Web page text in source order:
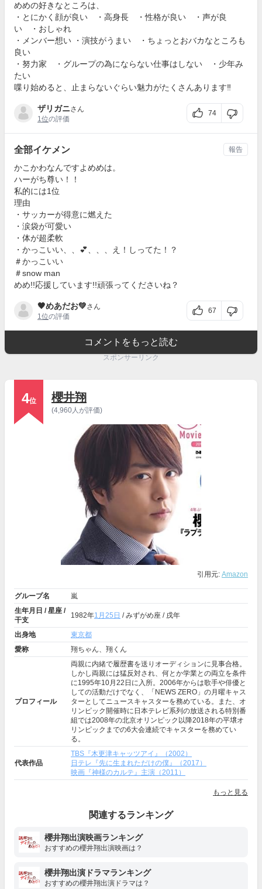
めめの好きなところは、
・とにかく顔が良い ・高身長 ・性格が良い ・声が良
い ・おしゃれ
・メンバー想い ・演技がうまい ・ちょっとおバカなところも
良い
・努力家 ・グループの為にならない仕事はしない ・少年み
たい
喋り始めると、止まらないぐらい魅力がたくさんあります‼︎
ザリガニさん
1位の評価
74
全部イケメン
かこかわなんですよめめは。
ハーがち尊い！！
私的には1位
理由
・サッカーが得意に燃えた
・涙袋が可愛い
・体が超柔軟
・かっこいい、、💕、、、え！しってた！？
＃かっこいい
＃snow man
めめ!!応援しています!!頑張ってくださいね？
🖤めあだお💚さん
1位の評価
67
報告
コメントをもっと読む
スポンサーリンク
4位 櫻井翔
(4,960人が評価)
引用元: Amazon
グループ名
嵐
生年月日 / 星座 /
干支
1982年1月25日 / みずがめ座 / 戌年
出身地
東京都
愛称
翔ちゃん、翔くん
プロフィール
両親に内緒で履歴書を送りオーディションに見事合格。
しかし両親には猛反対され、何とか学業との両立を条件
に1995年10月22日に入所。2006年からは歌手や俳優と
しての活動だけでなく、「NEWS ZERO」の月曜キャス
ターとしてニュースキャスターを務めている。また、オ
リンピック開催時に日本テレビ系列の放送される特別番
組では2008年の北京オリンピック以降2018年の平壌オ
リンピックまでの6大会連続でキャスターを務めてい
る。
代表作品
TBS『木更津キャッツアイ』（2002）
日テレ『先に生まれただけの僕』（2017）
映画『神様のカルテ』主演（2011）
もっと見る
関連するランキング
櫻井翔出演映画ランキング
おすすめの櫻井翔出演映画は？
櫻井翔出演ドラマランキング
おすすめの櫻井翔出演ドラマは？